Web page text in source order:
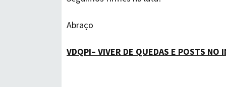
Abraço
VDQPI– VIVER DE QUEDAS E POSTS NO